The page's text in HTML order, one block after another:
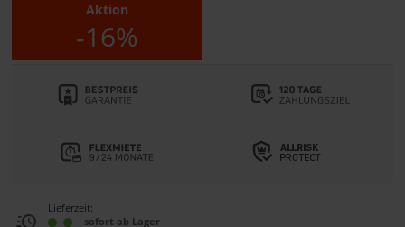
Aktion
-16%
Lieferzeit:
sofort ab Lager